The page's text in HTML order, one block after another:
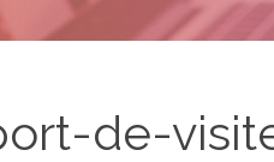
de-